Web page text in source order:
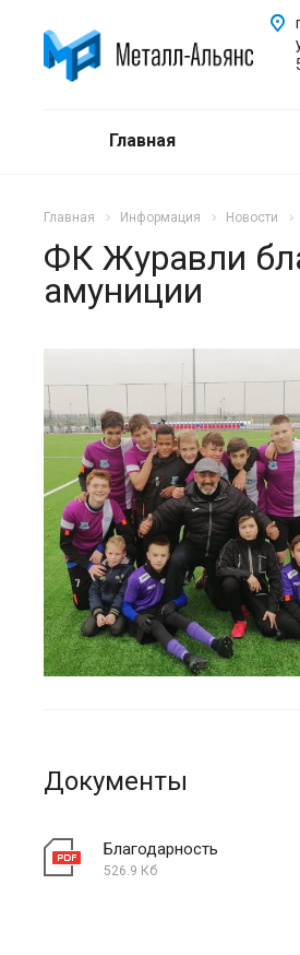
Главная
Главная Информация Новости
ФК Журавли
амуниции
Документы
Благодарность
526.9 Кб